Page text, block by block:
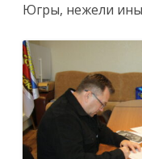
Югры, нежели